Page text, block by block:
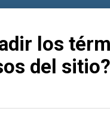
los
del sitio?